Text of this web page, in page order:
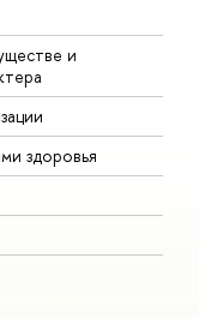
и
здоровья